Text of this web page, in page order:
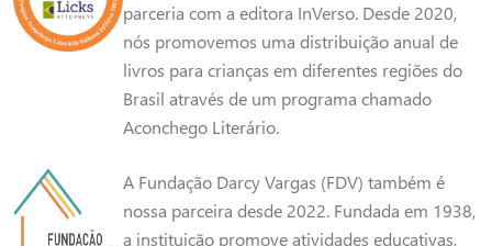
parceria com a editora InVerso. Desde 2020,
nós promovemos uma distribuição anual de
livros para crianças em diferentes regiões do
Brasil através de um programa chamado
Aconchego Literário.
A Fundação Darcy Vargas (FDV) também é
nossa parceira desde 2022. Fundada em 1938,
a instituição promove atividades educativas,